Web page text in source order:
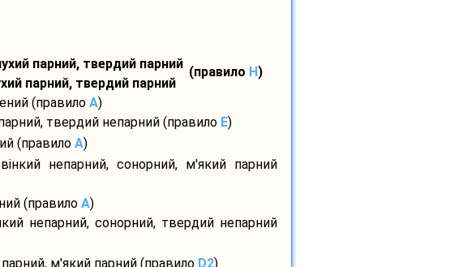
парний, твердий парний
парний, твердий парний
(правило H)
(правило A)
твердий непарний (правило E)
(правило A)
непарний, сонорний, м'який парний
(правило A)
непарний, сонорний, твердий непарний
м'який парний (правило D2)